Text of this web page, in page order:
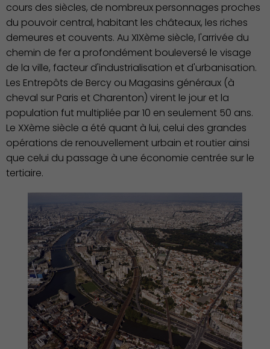
Découvrir Charenton
cours des siècles, de nombreux personnages proches
du pouvoir central, habitant les châteaux, les riches
demeures et couvents. Au XIXème siècle, l'arrivée du
chemin de fer a profondément bouleversé le visage
de la ville, facteur d'industrialisation et d'urbanisation.
Les Entrepôts de Bercy ou Magasins généraux (à
cheval sur Paris et Charenton) virent le jour et la
population fut multipliée par 10 en seulement 50 ans.
Le XXème siècle a été quant à lui, celui des grandes
opérations de renouvellement urbain et routier ainsi
que celui du passage à une économie centrée sur le
tertiaire.